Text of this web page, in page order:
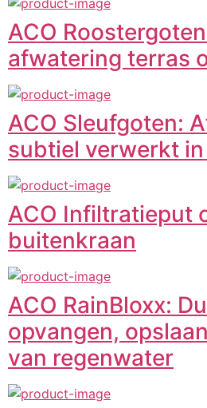
ACO
afwatering terras
ACO Sleufgoten:
subtiel verwerkt
ACO Infiltratieput
buitenkraan
ACO RainBloxx:
opvangen,
van regenwater